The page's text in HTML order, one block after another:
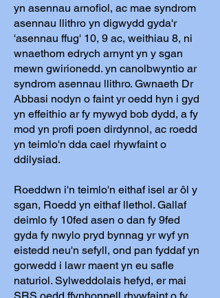
yn asennau arnofiol, ac mae syndrom
asennau llithro yn digwydd gyda'r
'asennau ffug' 10, 9 ac, weithiau 8, ni
wnaethom edrych arnynt yn y sgan
mewn gwirionedd. yn canolbwyntio ar
syndrom asennau llithro. Gwnaeth Dr
Abbasi nodyn o faint yr oedd hyn i gyd
yn effeithio ar fy mywyd bob dydd, a fy
mod yn profi poen dirdynnol, ac roedd
yn teimlo'n dda cael rhywfaint o
ddilysiad.
Roeddwn i'n teimlo'n eithaf isel ar ôl y
sgan, Roedd yn eithaf llethol. Gallaf
deimlo fy 10fed asen o dan fy 9fed
gyda fy nwylo pryd bynnag yr wyf yn
eistedd neu'n sefyll, ond pan fyddaf yn
gorwedd i lawr maent yn eu safle
naturiol. Sylweddolais hefyd, er mai